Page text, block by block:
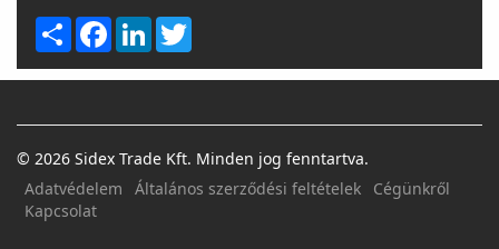
Share FacebookLinkedIn
© 2026 Sidex Trade Kft. Minden jog fenntartva.
Adatvédelem
Általános szerződési feltételek
Cégünkről
Kapcsolat